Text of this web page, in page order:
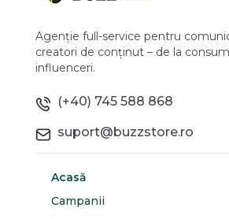
Agenție full-service pentru
creatori de conținut – de la
influenceri.
(+40) 745 588 868
suport@buzzstore.ro
Acasă
Campanii